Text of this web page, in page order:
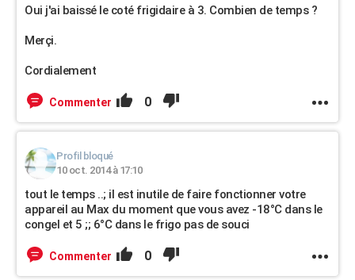
Oui j'ai baissé le coté frigidaire à 3. Combien de temps ?
Merçi.
Cordialement
Commenter 0
Profil bloqué
10 oct. 2014 à 17:10
tout le temps ..; il est inutile de faire fonctionner votre
appareil au Max du moment que vous avez -18°C dans le
congel et 5 ;; 6°C dans le frigo pas de souci
Commenter 0